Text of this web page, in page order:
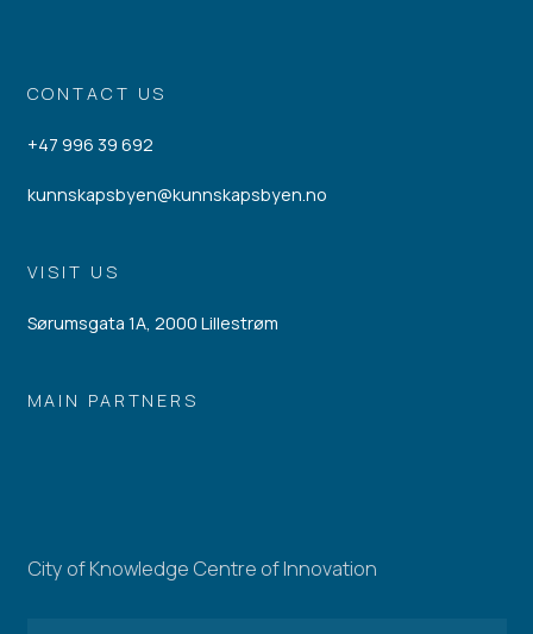
CONTACT US
+47 996 39 692
kunnskapsbyen@kunnskapsbyen.no
VISIT US
Sørumsgata 1A, 2000 Lillestrøm
MAIN PARTNERS
City of Knowledge Centre of Innovation